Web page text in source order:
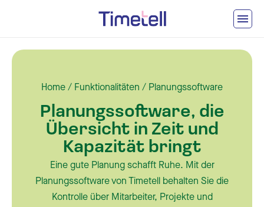
Home/ Funktionalitäten / Planungssoftware
Planungssoftware, die
Übersicht in Zeit und
Kapazität bringt
Eine gute Planung schafft Ruhe. Mit der
Planungssoftware von Timetell behalten Sie die
Kontrolle über Mitarbeiter, Projekte und